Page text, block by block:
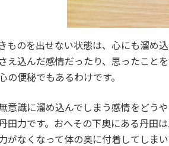
ものを出せない状態は、心にも溜め
え込んだ感情だったり、思ったこと
の便秘でもあるわけです。
意識に溜め込んでしまう感情をどう
田力です。おへその下奥にある丹田
がなくなって体の奥に付着してしま